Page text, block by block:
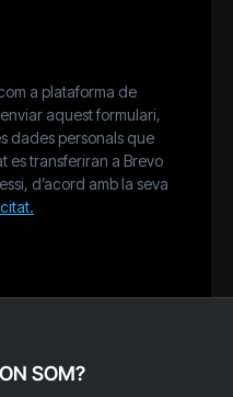
a plataforma de
aquest formulari,
dades personals que
es transferiran a Brevo
d’acord amb la seva
ON SOM?